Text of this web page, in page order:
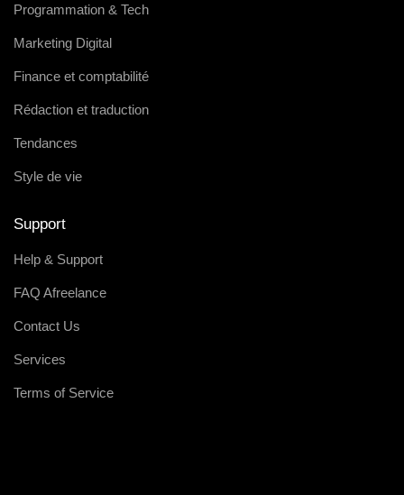
Programmation & Tech
Marketing Digital
Finance et comptabilité
Rédaction et traduction
Tendances
Style de vie
Support
Help & Support
FAQ Afreelance
Contact Us
Services
Terms of Service